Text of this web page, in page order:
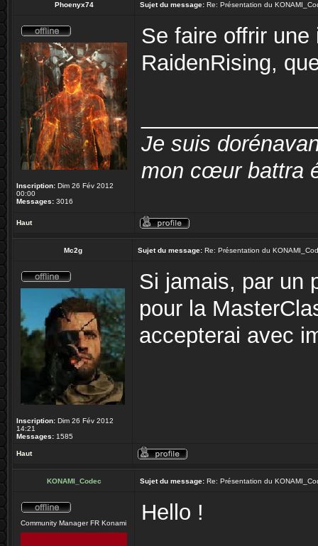
Phoenyx74 Sujet du message: Re: Présentation du
Inscription: Dim 26 Fév 2012
00:00
Messages: 3016
Se faire offrir
RaidenRising,
Je suis
mon cœur battra
Haut
Mc2g Sujet du message: Re: Présentation du
Inscription: Dim 26 Fév 2012
14:21
Messages: 1585
Si jamais, par un
pour la
accepterai avec
Haut
KONAMI_Codec Sujet du message: Re: Présentation du
Community Manager FR Konami Hello !